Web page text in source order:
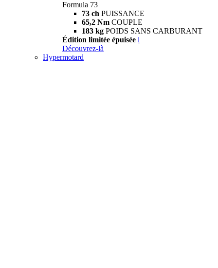
Formula 73
73 ch PUISSANCE
65,2 Nm COUPLE
183 kg POIDS SANS CARBURANT
Édition limitée épuisée i
Découvrez-là
Hypermotard